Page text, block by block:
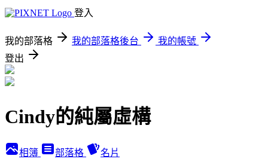
登入
我的部落格 我的部落格後台
我的帳號
登出
Cindy的純屬虛構
相簿 部落格 名片